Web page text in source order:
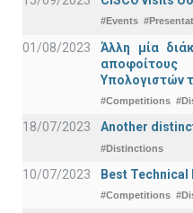
#Events
01/08/2023
Άλλη μία
Υπολογιστών
#Competitions
18/07/2023 Another
#Distinctions
10/07/2023 Best Technical
#Competitions